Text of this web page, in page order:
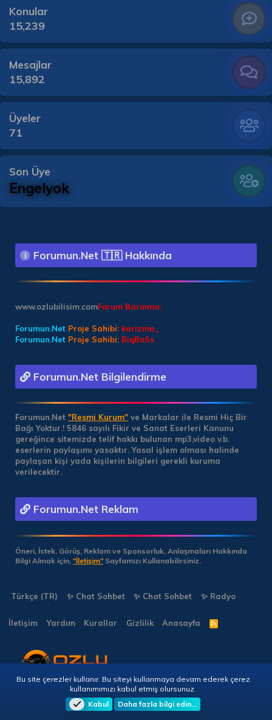
Konular
15,239
Mesajlar
15,892
Üyeler
71
Son Üye
Engelyok
Forumun.Net 🇹🇷 Hakkında
Forum Barinma:
www.ozlubilisim.com
Forumun.Net Proje Sahibi: karizma_
Forumun.Net Proje Sahibi: BiqBoSs
Forumun.Net Bilgilendirme
Forumun.Net "Resmi Kurum" ve Markalar ile Resmi Hiç Bir
Bağı Yoktur.! 5846 sayılı Fikir ve Sanat Eserleri Kanunu
gereğince sitemizde telif hakkı bulunan mp3,video v.b.
eserlerin paylaşımı yasaktır. Yasal işlem olması halinde
paylaşan kişi yada kişilerin bilgileri gerekli kuruma
verilecektir.
Forumun.Net Reklam
Öneri, İstek, Görüş, Reklam ve Sponsorluk, Anlaşmaları Hakkında
Bilgi Almak için, "İletişim" Sayfamızı Kullanabilirsiniz.
Türkçe (TR) ✨ Chat Sohbet ✨ Chat Sohbet ✨ Radyo
İletişim Yardım Kurallar Gizlilik Anasayfa
R
S
Copyright © 2026 🎭 Forumun.NET - Tüm Hakları Saklıdır!
Bu site çerezler kullanır. Bu siteyi kullanmaya devam ederek çerez
kullanımımızı kabul etmiş olursunuz.
Kabul
Daha fazla bilgi edin…